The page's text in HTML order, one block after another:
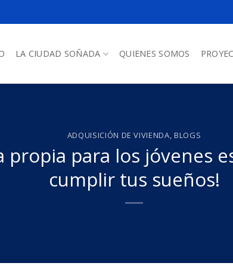
LA CIUDAD SOÑADA QUIENES SOMOS
ADQUISICIÓN DE VIVIENDA, BLOGS
para los jóvenes
cumplir tus sueños!